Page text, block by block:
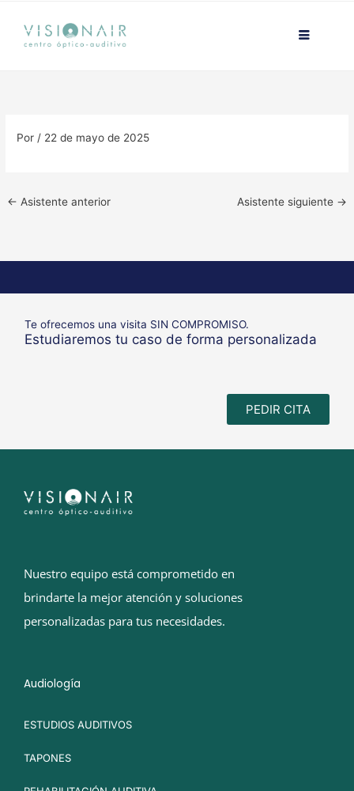
contenido
Por/ 22 de mayo de 2025
← Asistente anterior Asistente siguiente →
Te ofrecemos una visita SIN COMPROMISO.
Estudiaremos tu caso de forma personalizada
PEDIR CITA
Nuestro equipo está comprometido en
brindarte la mejor atención y soluciones
personalizadas para tus necesidades.
Audiología
ESTUDIOS AUDITIVOS
TAPONES